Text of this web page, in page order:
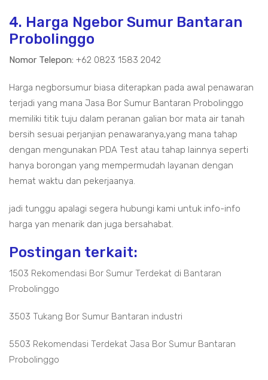
4. Harga Ngebor Sumur Bantaran
Probolinggo
Nomor Telepon: +62 0823 1583 2042
Harga negborsumur biasa diterapkan pada awal penawaran
terjadi yang mana Jasa Bor Sumur Bantaran Probolinggo
memiliki titik tuju dalam peranan galian bor mata air tanah
bersih sesuai perjanjian penawaranya,yang mana tahap
dengan mengunakan PDA Test atau tahap lainnya seperti
hanya borongan yang mempermudah layanan dengan
hemat waktu dan pekerjaanya.
jadi tunggu apalagi segera hubungi kami untuk info-info
harga yan menarik dan juga bersahabat.
Postingan terkait:
1503 Rekomendasi Bor Sumur Terdekat di Bantaran
Probolinggo
3503 Tukang Bor Sumur Bantaran industri
5503 Rekomendasi Terdekat Jasa Bor Sumur Bantaran
Probolinggo